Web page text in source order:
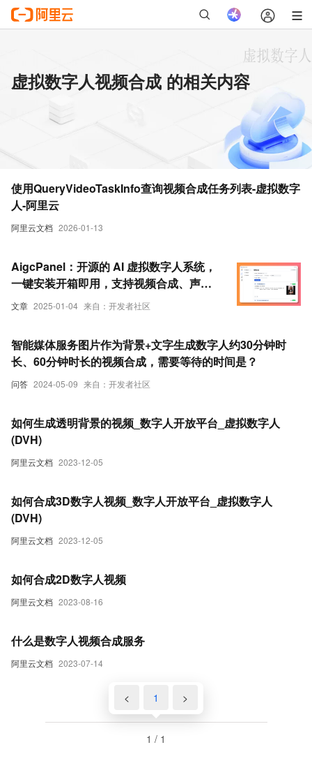
虚拟数字人视频合成 的相关内容
阿里云文档 2026-01-13
使用QueryVideoTaskInfo查询视频合成任务列表-虚拟数字
人-阿里云
文章 2025-01-04 来自：开发者社区
AigcPanel：开源的 AI 虚拟数字人系统，
一键安装开箱即用，支持视频合成、声音
合成和声音克隆
问答 2024-05-09 来自：开发者社区
智能媒体服务图片作为背景+文字生成数字人约30分钟时
长、60分钟时长的视频合成，需要等待的时间是？
阿里云文档 2023-12-05
如何生成透明背景的视频_数字人开放平台_虚拟数字人
(DVH)
阿里云文档 2023-12-05
如何合成3D数字人视频_数字人开放平台_虚拟数字人
(DVH)
阿里云文档 2023-08-16
如何合成2D数字人视频
阿里云文档 2023-07-14
什么是数字人视频合成服务
< 1 >
1 / 1